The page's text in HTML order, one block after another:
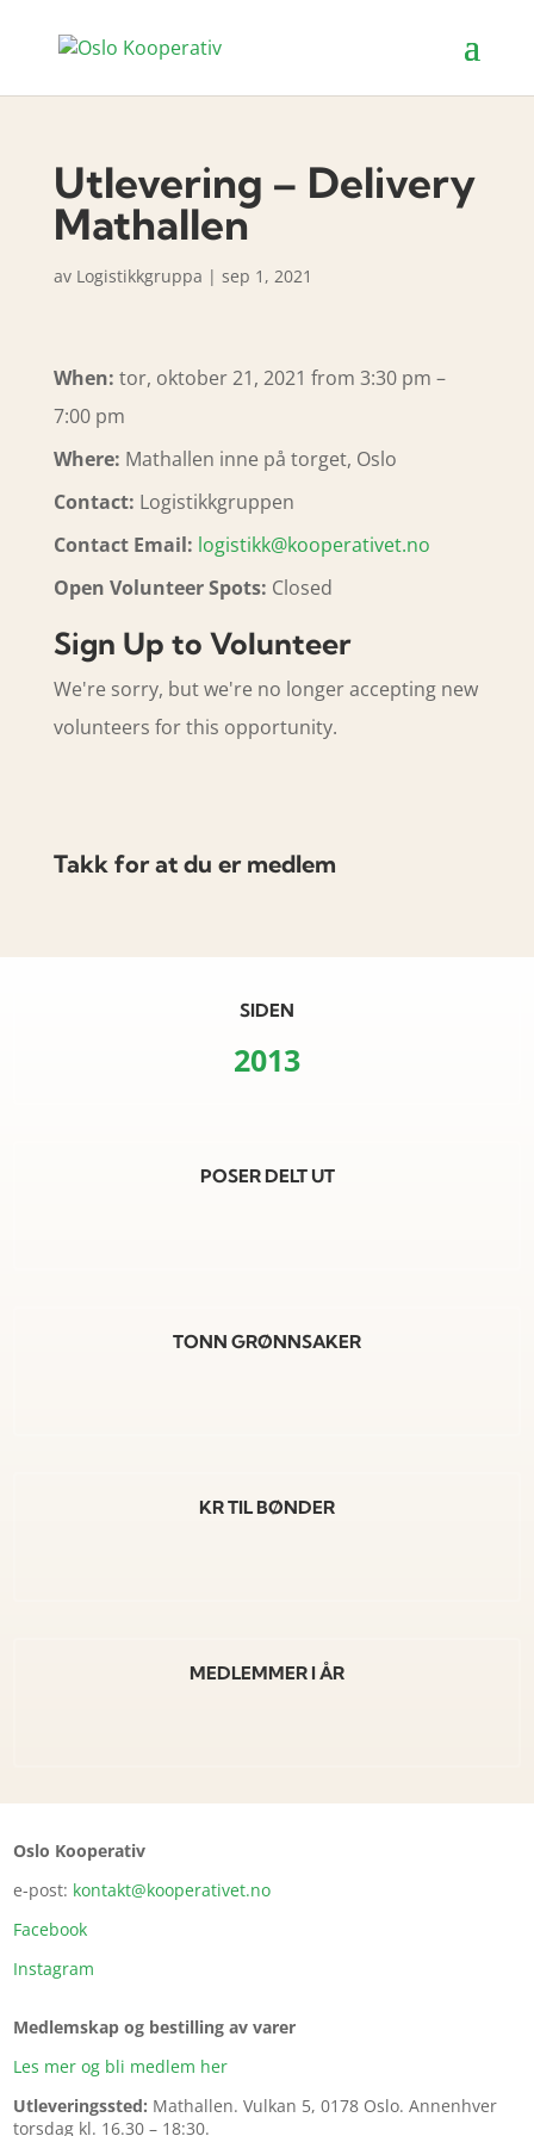
Utlevering – Delivery
Mathallen
av Logistikkgruppa | sep 1, 2021
When: tor, oktober 21, 2021 from 3:30 pm –
7:00 pm
Where: Mathallen inne på torget, Oslo
Contact: Logistikkgruppen
Contact Email: logistikk@kooperativet.no
Open Volunteer Spots: Closed
Sign Up to Volunteer
We're sorry, but we're no longer accepting new
volunteers for this opportunity.
Takk for at du er medlem
SIDEN
2013
POSER DELT UT
TONN GRØNNSAKER
KR TIL BØNDER
MEDLEMMER I ÅR
Oslo Kooperativ
e-post: kontakt@kooperativet.no
Facebook
Instagram
Medlemskap og bestilling av varer
Les mer og bli medlem her
Utleveringssted: Mathallen.Vulkan 5, 0178 Oslo. Annenhver
torsdag kl. 16.30 – 18:30.